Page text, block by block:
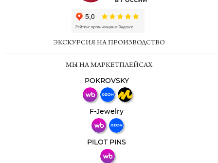
ЭКСКУРСИЯ НА ПРОИЗВОДСТВО
МЫ НА МАРКЕТПЛЕЙСАХ
POKROVSKY
F-Jewelry
PILOT PINS